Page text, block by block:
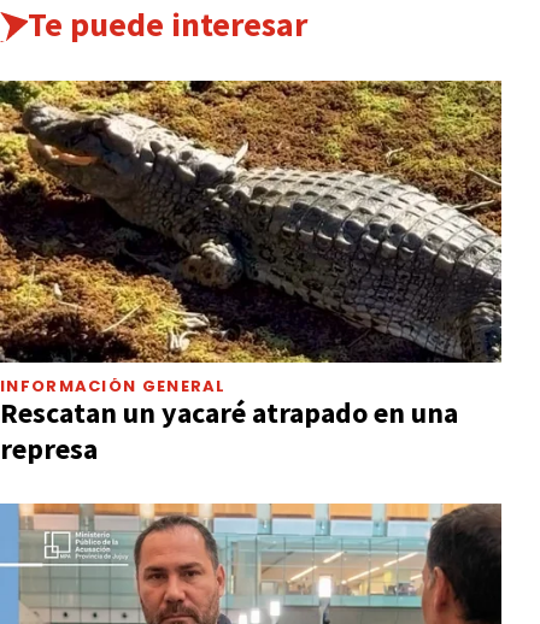
Te puede interesar
INFORMACIÓN GENERAL
Rescatan un yacaré atrapado en una
represa